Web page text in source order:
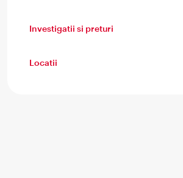
Investigatii si preturi
Locatii